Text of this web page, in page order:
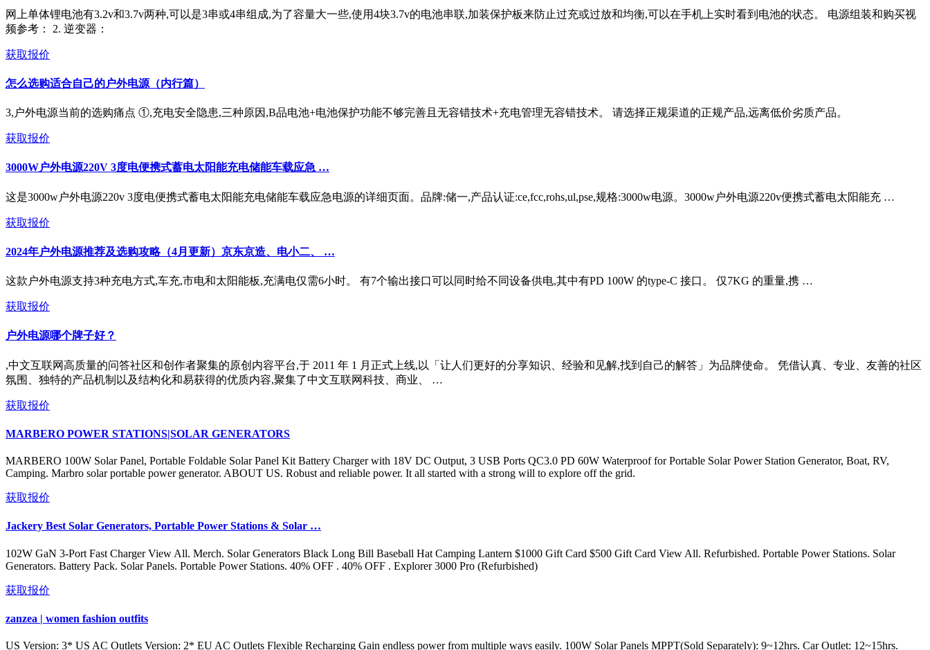
网上单体锂电池有3.2v和3.7v两种,可以是3串或4串组成,为了容量大一些,使用4块3.7v的电池串联,加装保护板来防止过充或过放和均衡,可以在手机上实时看到电池的状态。 电源组装和购买视
频参考： 2. 逆变器：
获取报价
怎么选购适合自己的户外电源（内行篇）
3,户外电源当前的选购痛点 ①,充电安全隐患,三种原因,B品电池+电池保护功能不够完善且无容错技术+充电管理无容错技术。 请选择正规渠道的正规产品,远离低价劣质产品。
获取报价
3000W户外电源220V 3度电便携式蓄电太阳能充电储能车载应急 …
这是3000w户外电源220v 3度电便携式蓄电太阳能充电储能车载应急电源的详细页面。品牌:储一,产品认证:ce,fcc,rohs,ul,pse,规格:3000w电源。3000w户外电源220v便携式蓄电太阳能充 …
获取报价
2024年户外电源推荐及选购攻略（4月更新）京东京造、电小二、 …
这款户外电源支持3种充电方式,车充,市电和太阳能板,充满电仅需6小时。 有7个输出接口可以同时给不同设备供电,其中有PD 100W 的type-C 接口。 仅7KG 的重量,携 …
获取报价
户外电源哪个牌子好？
,中文互联网高质量的问答社区和创作者聚集的原创内容平台,于 2011 年 1 月正式上线,以「让人们更好的分享知识、经验和见解,找到自己的解答」为品牌使命。 凭借认真、专业、友善的社区
氛围、独特的产品机制以及结构化和易获得的优质内容,聚集了中文互联网科技、商业、 …
获取报价
MARBERO POWER STATIONS|SOLAR GENERATORS
MARBERO 100W Solar Panel, Portable Foldable Solar Panel Kit Battery Charger with 18V DC Output, 3 USB Ports QC3.0 PD 60W Waterproof for Portable Solar Power Station Generator, Boat, RV,
Camping. Marbro solar portable power generator. ABOUT US. Robust and reliable power. It all started with a strong will to explore off the grid.
获取报价
Jackery Best Solar Generators, Portable Power Stations & Solar …
102W GaN 3-Port Fast Charger View All. Merch. Solar Generators Black Long Bill Baseball Hat Camping Lantern $1000 Gift Card $500 Gift Card View All. Refurbished. Portable Power Stations. Solar
Generators. Battery Pack. Solar Panels. Portable Power Stations. 40% OFF . 40% OFF . Explorer 3000 Pro (Refurbished)
获取报价
zanzea | women fashion outfits
US Version: 3* US AC Outlets Version: 2* EU AC Outlets Flexible Recharging Gain endless power from multiple ways easily. 100W Solar Panels MPPT(Sold Separately): 9~12hrs. Car Outlet: 12~15hrs.